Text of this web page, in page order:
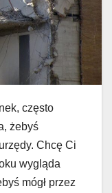
często
żebyś
Chcę Ci
wygląda
mógł przez